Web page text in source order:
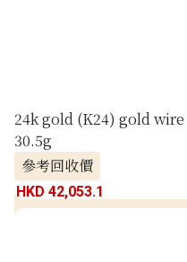
24k gold (K24) gold wire
30.5g
參考回收價
HKD 42,053.1